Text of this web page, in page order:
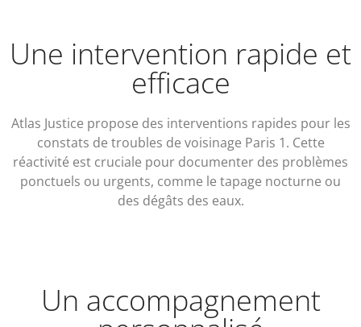
Une intervention rapide et
efficace
Atlas Justice propose des interventions rapides pour les
constats de troubles de voisinage Paris 1. Cette
réactivité est cruciale pour documenter des problèmes
ponctuels ou urgents, comme le tapage nocturne ou
des dégâts des eaux.
Un accompagnement